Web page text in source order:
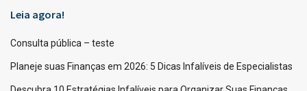
Leia agora!
Consulta pública – teste
Planeje suas Finanças em 2026: 5 Dicas Infalíveis de Especialistas